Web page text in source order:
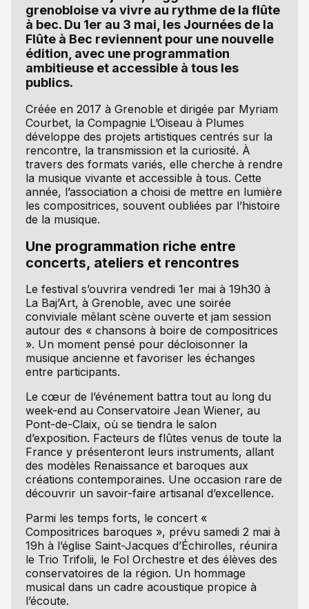
grenobloise va vivre au rythme de la flûte
à bec. Du 1er au 3 mai, les Journées de la
Flûte à Bec reviennent pour une nouvelle
édition, avec une programmation
ambitieuse et accessible à tous les
publics.
Créée en 2017 à Grenoble et dirigée par Myriam
Courbet, la Compagnie L’Oiseau à Plumes
développe des projets artistiques centrés sur la
rencontre, la transmission et la curiosité. À
travers des formats variés, elle cherche à rendre
la musique vivante et accessible à tous. Cette
année, l’association a choisi de mettre en lumière
les compositrices, souvent oubliées par l’histoire
de la musique.
Une programmation riche entre
concerts, ateliers et rencontres
Le festival s’ouvrira vendredi 1er mai à 19h30 à
La Baj’Art, à Grenoble, avec une soirée
conviviale mêlant scène ouverte et jam session
autour des « chansons à boire de compositrices
». Un moment pensé pour décloisonner la
musique ancienne et favoriser les échanges
entre participants.
Le cœur de l’événement battra tout au long du
week-end au Conservatoire Jean Wiener, au
Pont-de-Claix, où se tiendra le salon
d’exposition. Facteurs de flûtes venus de toute la
France y présenteront leurs instruments, allant
des modèles Renaissance et baroques aux
créations contemporaines. Une occasion rare de
découvrir un savoir-faire artisanal d’excellence.
Parmi les temps forts, le concert «
Compositrices baroques », prévu samedi 2 mai à
19h à l’église Saint-Jacques d’Échirolles, réunira
le Trio Trifolii, le Fol Orchestre et des élèves des
conservatoires de la région. Un hommage
musical dans un cadre acoustique propice à
l’écoute.